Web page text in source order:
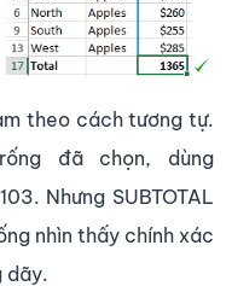
theo cách tương tự.
đã chọn, dùng
Nhưng SUBTOTAL
nhìn thấy chính xác
dãy.